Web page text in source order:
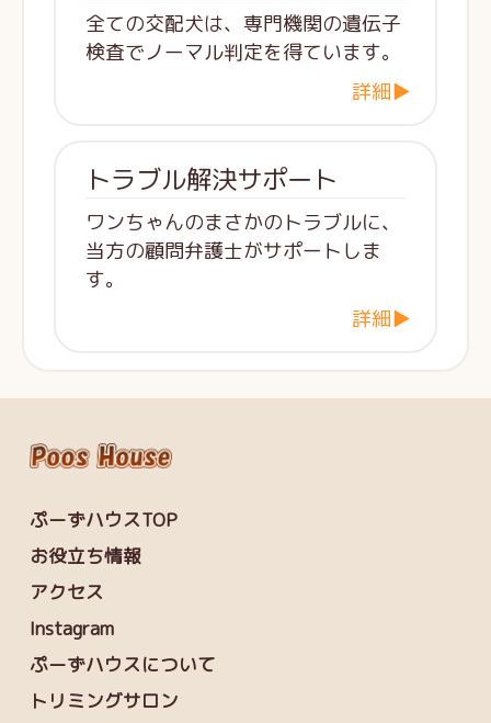
全ての交配犬は、専門機関の遺伝子
検査でノーマル判定を得ています。
詳細▶
トラブル解決サポート
ワンちゃんのまさかのトラブルに、
当方の顧問弁護士がサポートしま
す。
詳細▶
ぷーずハウスTOP
お役立ち情報
アクセス
Instagram
ぷーずハウスについて
トリミングサロン